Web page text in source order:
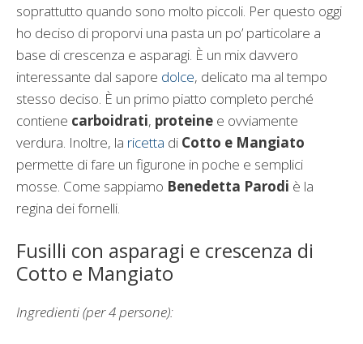
soprattutto quando sono molto piccoli. Per questo oggi
ho deciso di proporvi una pasta un po’ particolare a
base di crescenza e asparagi. È un mix davvero
interessante dal sapore dolce, delicato ma al tempo
stesso deciso. È un primo piatto completo perché
contiene carboidrati, proteine e ovviamente
verdura. Inoltre, la ricetta di Cotto e Mangiato
permette di fare un figurone in poche e semplici
mosse. Come sappiamo Benedetta Parodi è la
regina dei fornelli.
Fusilli con asparagi e crescenza di
Cotto e Mangiato
Ingredienti(per 4 persone):